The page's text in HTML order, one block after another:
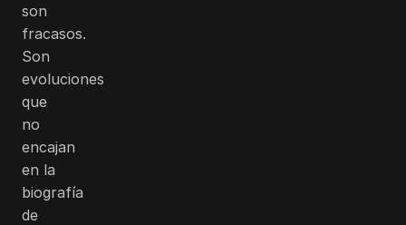
son
fracasos.
Son
evoluciones
que
no
encajan
en la
biografía
de